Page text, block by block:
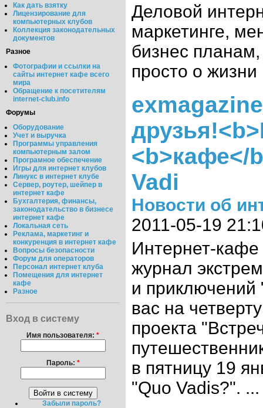
Как дать взятку
Лицензирование для
компьютерных клубов
Коллекция законодательных
документов
Разное
Фотографии и ссылки на
сайты интернет кафе всего
мира
Обращение к посетителям
internet-club.info
Форумы
Оборудование
Учет и выручка
Программы управления
компьютерным залом
Програмное обеспечение
Игры для интернет клубов
Линукс в интернет клубе
Сервер, роутер, шейпер в
интернет кафе
Бухгалтерия, финансы,
законодательство в бизнесе
интернет кафе
Локальная сеть
Реклама, маркетинг и
конкуренция в интернет кафе
Вопросы безопасности
Форум для операторов
Персонал интернет клуба
Помещения для интернет
кафе
Разное
Вход в систему
Имя пользователя: *
Пароль: *
Забыли пароль?
Деловой
маркетинге,
бизнес
просто о жизни
<b>кафе</
Vadi
Новости об
2011-05-19
Интернет-
журнал
и
вас на
проекта
в пятницу 19
"Quo Vadis?". ...